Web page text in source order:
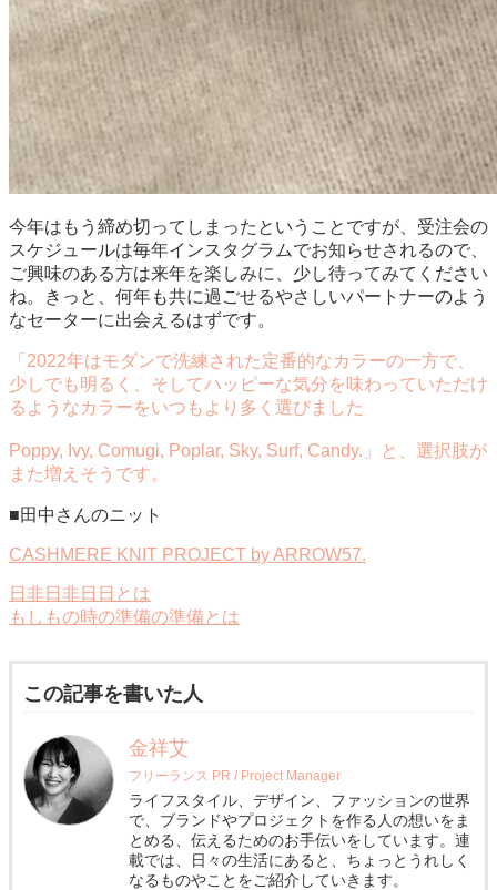
今年はもう締め切ってしまったということですが、受注会の
スケジュールは毎年インスタグラムでお知らせされるので、
ご興味のある方は来年を楽しみに、少し待ってみてください
ね。きっと、何年も共に過ごせるやさしいパートナーのよう
なセーターに出会えるはずです。
「2022年はモダンで洗練された定番的なカラーの一方で、
少しでも明るく、そしてハッピーな気分を味わっていただけ
るようなカラーをいつもより多く選びました
Poppy, Ivy, Comugi, Poplar, Sky, Surf, Candy.」と、選択肢が
また増えそうです。
■田中さんのニット
CASHMERE KNIT PROJECT by ARROW57.
日非日非日日とは
もしもの時の準備の準備とは
この記事を書いた人
金祥艾
フリーランス PR / Project Manager
ライフスタイル、デザイン、ファッションの世界
で、ブランドやプロジェクトを作る人の想いをま
とめる、伝えるためのお手伝いをしています。連
載では、日々の生活にあると、ちょっとうれしく
なるものやことをご紹介していきます。